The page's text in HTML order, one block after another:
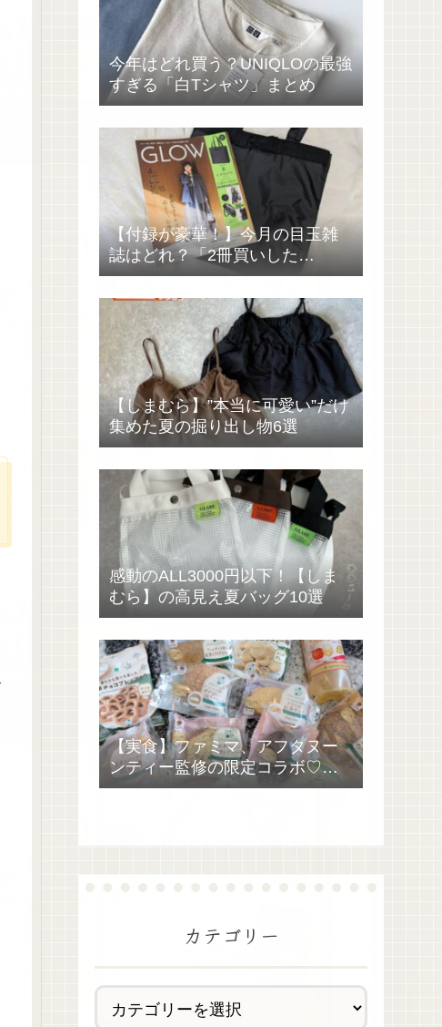
今年はどれ買う？UNIQLOの最強
すぎる「白Tシャツ」まとめ
【付録が豪華！】今月の目玉雑
誌はどれ？「2冊買いした
い……」
【しまむら】”本当に可愛い”だけ
集めた夏の掘り出し物6選
感動のALL3000円以下！【しま
むら】の高見え夏バッグ10選
【実食】ファミマ、アフタヌー
ンティー監修の限定コラボ♡過
去最多全28種類が絶品過ぎた！
カテゴリー